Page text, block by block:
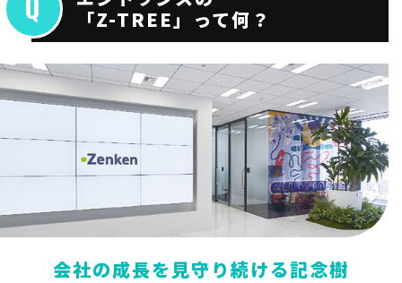
「Z-TREE」って何？
会社の成長を見守り続ける記念樹